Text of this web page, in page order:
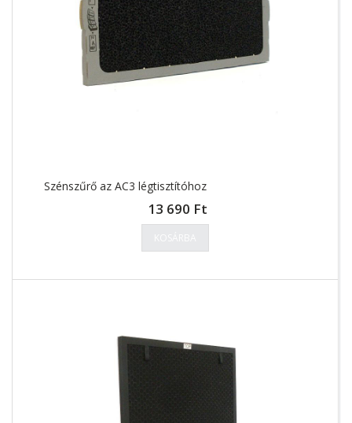
Szénszűrő az AC3 légtisztítóhoz
13 690 Ft